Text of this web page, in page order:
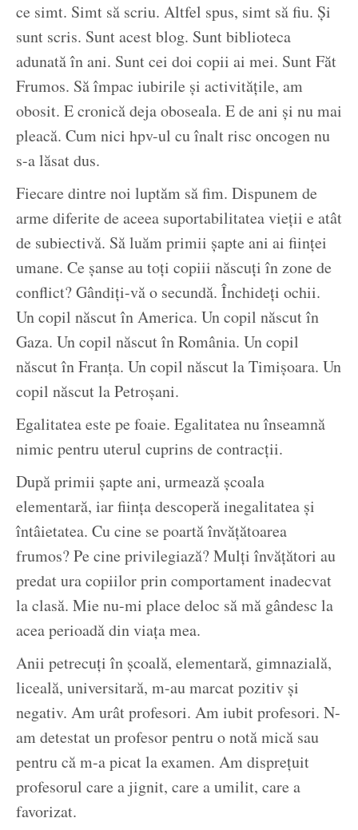
ce simt. Simt să scriu. Altfel spus, simt să fiu. Și
sunt scris. Sunt acest blog. Sunt biblioteca
adunată în ani. Sunt cei doi copii ai mei. Sunt Făt
Frumos. Să împac iubirile și activitățile, am
obosit. E cronică deja oboseala. E de ani și nu mai
pleacă. Cum nici hpv-ul cu înalt risc oncogen nu
s-a lăsat dus.
Fiecare dintre noi luptăm să fim. Dispunem de
arme diferite de aceea suportabilitatea vieții e atât
de subiectivă. Să luăm primii șapte ani ai ființei
umane. Ce șanse au toți copiii născuți în zone de
conflict? Gândiți-vă o secundă. Închideți ochii.
Un copil născut în America. Un copil născut în
Gaza. Un copil născut în România. Un copil
născut în Franța. Un copil născut la Timișoara. Un
copil născut la Petroșani.
Egalitatea este pe foaie. Egalitatea nu înseamnă
nimic pentru uterul cuprins de contracții.
După primii șapte ani, urmează școala
elementară, iar ființa descoperă inegalitatea și
întâietatea. Cu cine se poartă învățătoarea
frumos? Pe cine privilegiază? Mulți învățători au
predat ura copiilor prin comportament inadecvat
la clasă. Mie nu-mi place deloc să mă gândesc la
acea perioadă din viața mea.
Anii petrecuți în școală, elementară, gimnazială,
liceală, universitară, m-au marcat pozitiv și
negativ. Am urât profesori. Am iubit profesori. N-
am detestat un profesor pentru o notă mică sau
pentru că m-a picat la examen. Am disprețuit
profesorul care a jignit, care a umilit, care a
favorizat.